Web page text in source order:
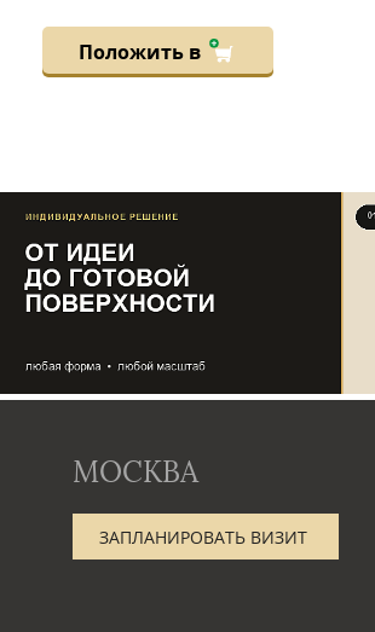
Положить в
МОСКВА
ЗАПЛАНИРОВАТЬ ВИЗИТ